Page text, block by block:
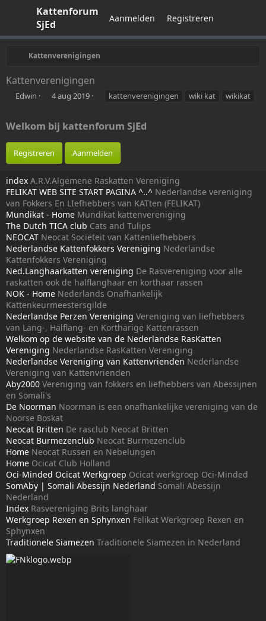
Kattenforum
SjEd
Aanmelden Registreren
Kattenverenigingen
Kattenverenigingen
A
e
r
Edwin
P
l
h
a
t
e
4 aug 2019
s
kattenverenigingen wiki kat wikikat
Welkom bij kattenforum SjEd
Registreren Aanmelden
index A.R.V.Algemene Raskatten Vereniging
FELIKAT WEB SITE START PAGINA ^..^ Nederlandse vereniging
van Fokkers En LIefhebbers van KATten (FELIKAT)
Mundikat - Home Mundikat kattenvereniging
The Dutch TICA club Cats and Tulips
NEOCAT Neocat Sociëteit van Kattenliefhebbers
Nederlandse Kattenfokkers Vereniging Nederlandse
Kattenfokkers Vereniging
Ned.Langhaarkatten vereniging De Rasvereniging voor alle
raskatten ook de halflanghaar en korthaar rassen
NOK - Home Nederlands Onafhankelijk
Kattenkeurmeestersgilde
Nederlandse Perzen Vereniging Vereniging van liefhebbers
van Lang-, Halflang- en Kortharige Kattenrassen
Welkom op de website van de Nederlandse RasKatten
Vereniging Nederlandse RasKatten Vereniging
Nederlandse Vereniging van Kattenvrienden Nederlandse
Vereniging van Kattenvrienden
Aby2000 Vereniging van fokkers en liefhebbers van Abessijnen
en Somali's
De Noorman Noorman is een onafhankelijke vereniging van de
Noorse Boskat
Neocat Britten De rasclub Neocat Britten
Neocat Burmezenclub Neocat Burmezenclub
Home Neocat Russen en Nebelungen
Home Ocicat Club Holland
Oci-Minded Ocicat Werkgroep Ocicat werkgroep Oci-Minded
SomAby | Somali Abessijn Nederland Somali Abessijn
Nederland
Index Rasvereniging Brits langhaar
Werkgroep Rexen en Sphynxen Felikat Werkgroep Rexen en
Sphynxen
Traditionele Siamezen Traditionele Siamezen in Nederland